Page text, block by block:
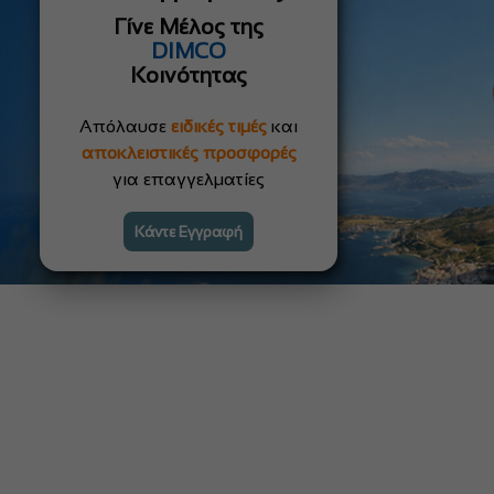
Γίνε Μέλος της
DIMCO
Κοινότητας
Απόλαυσε ειδικές τιμές και
αποκλειστικές προσφορές
για επαγγελματίες
Κάντε Εγγραφή